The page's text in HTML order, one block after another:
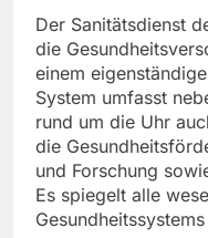
Der Sanitätsdienst
die
einem
System umfasst
rund um die Uhr
die
und Forschung
Es spiegelt alle